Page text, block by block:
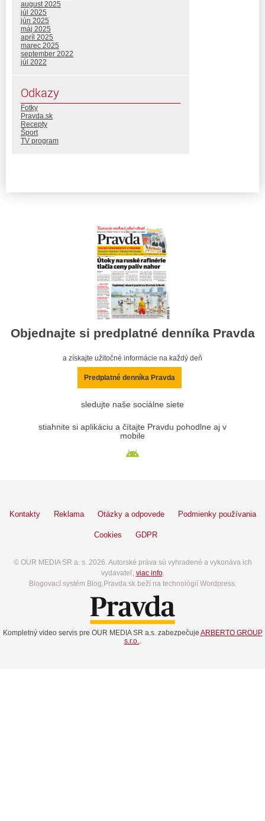
august 2025
júl 2025
jún 2025
máj 2025
apríl 2025
marec 2025
september 2022
júl 2022
Odkazy
Fotky
Pravda.sk
Recepty
Šport
TV program
Objednajte si predplatné denníka Pravda
a získajte užitočné informácie na každý deň
Predplatné denníka Pravda
sledujte naše sociálne siete
stiahnite si aplikáciu a čítajte Pravdu pohodlne aj v
mobile
Kontakty Reklama Otázky a odpovede Podmienky používania
Cookies GDPR
© OUR MEDIA SR a. s. 2026. Autorské práva sú vyhradené a vykonáva ich
vydavateľ, viac info.
Blogovací systém Blog.Pravda.sk beží na technológií Wordpress.
Kompletný video servis pre OUR MEDIA SR a.s. zabezpečuje ARBERTO GROUP
s.r.o..